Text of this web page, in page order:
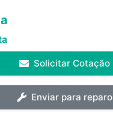
Solicitar Cotação
Enviar para reparo